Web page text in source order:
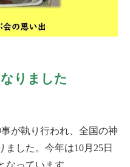
りました
が執り行われ、全国の神
した。今年は10月25日
なっています。